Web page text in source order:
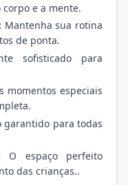
e a mente.
Mantenha sua rotina
de ponta.
sofisticado para
momentos especiais
garantido para todas
O espaço perfeito
das crianças..